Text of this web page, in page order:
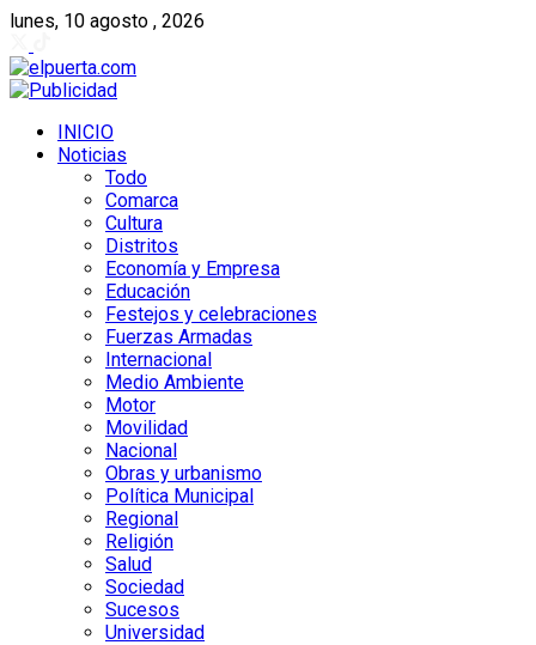
lunes, 10 agosto , 2026
INICIO
Noticias
Todo
Comarca
Cultura
Distritos
Economía y Empresa
Educación
Festejos y celebraciones
Fuerzas Armadas
Internacional
Medio Ambiente
Motor
Movilidad
Nacional
Obras y urbanismo
Política Municipal
Regional
Religión
Salud
Sociedad
Sucesos
Universidad